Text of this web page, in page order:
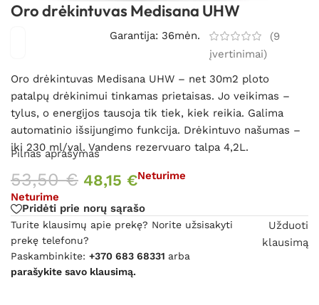
Oro drėkintuvas Medisana UHW
Garantija: 36mėn. (9
įvertinimai)
Oro drėkintuvas Medisana UHW – net 30m2 ploto
patalpų drėkinimui tinkamas prietaisas. Jo veikimas –
tylus, o energijos tausoja tik tiek, kiek reikia. Galima
automatinio išsijungimo funkcija. Drėkintuvo našumas –
iki 230 ml/val. Vandens rezervuaro talpa 4,2L.
Pilnas aprašymas
53,50€ 48,15 €Neturime
Neturime
Pridėti prie norų sąrašo
Turite klausimų apie prekę? Norite užsisakyti
prekę telefonu?
Paskambinkite: +370 683 68331 arba
parašykite savo klausimą.
Užduoti
klausimą